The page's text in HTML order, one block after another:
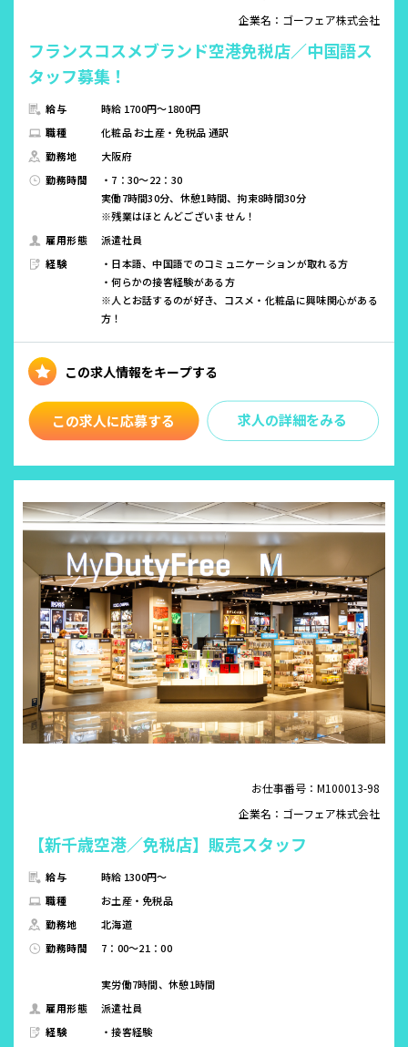
企業名：ゴーフェア株式会社
フランスコスメブランド空港免税店／中国語ス
タッフ募集！
給与
時給 1700円～1800円
職種
化粧品 お土産・免税品 通訳
勤務地
大阪府
勤務時間
・7：30～22：30
実働7時間30分、休憩1時間、拘束8時間30分
※残業はほとんどございません！
雇用形態
派遣社員
経験
・日本語、中国語でのコミュニケーションが取れる方
・何らかの接客経験がある方
※人とお話するのが好き、コスメ・化粧品に興味関心がある
方！
求人の詳細をみる
お仕事番号：M100013-98
企業名：ゴーフェア株式会社
【新千歳空港／免税店】販売スタッフ
給与
時給 1300円～
職種
お土産・免税品
勤務地
北海道
勤務時間
7：00～21：00
実労働7時間、休憩1時間
雇用形態
派遣社員
経験
・接客経験